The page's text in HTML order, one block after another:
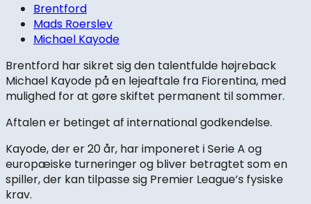
Brentford
Mads Roerslev
Michael Kayode
Brentford har sikret sig den talentfulde højreback
Michael Kayode på en lejeaftale fra Fiorentina, med
mulighed for at gøre skiftet permanent til sommer.
Aftalen er betinget af international godkendelse.
Kayode, der er 20 år, har imponeret i Serie A og
europæiske turneringer og bliver betragtet som en
spiller, der kan tilpasse sig Premier League’s fysiske
krav.